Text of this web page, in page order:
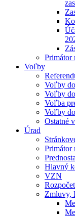
Primátor
Voľby
Voľby
Voľby
Voľba
Voľby
Ostatné
Úrad
Primátor
Hlavný
VZN
Zmluvy,